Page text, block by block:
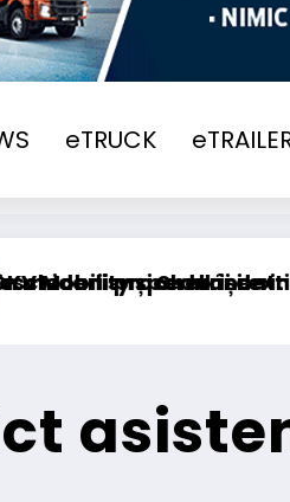
eTRUCK
permanentde insolvență
și Shell își extind